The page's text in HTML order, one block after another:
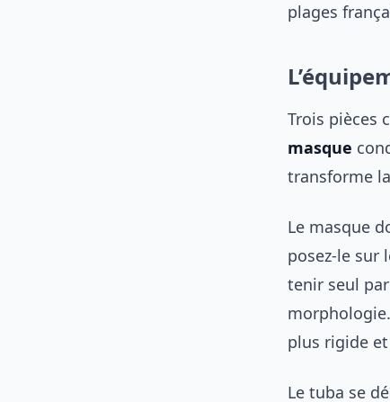
plages
Trois pièces
masque
transforme
Le masque
posez-le sur
tenir seul
plus rigide
Le tuba se